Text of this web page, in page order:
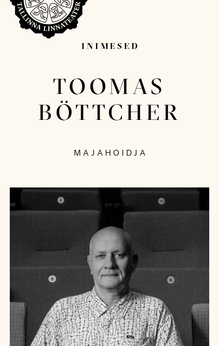
INIMESED
TOOMAS
BÖTTCHER
MAJAHOIDJA